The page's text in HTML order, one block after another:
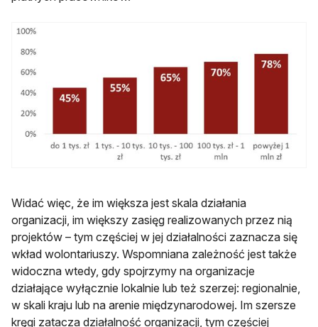
Widać więc, że im większa jest skala działania
organizacji, im większy zasięg realizowanych przez nią
projektów – tym częściej w jej działalności zaznacza się
wkład wolontariuszy. Wspomniana zależność jest także
widoczna wtedy, gdy spojrzymy na organizacje
działające wyłącznie lokalnie lub też szerzej: regionalnie,
w skali kraju lub na arenie międzynarodowej. Im szersze
kręgi zatacza działalność organizacji, tym częściej